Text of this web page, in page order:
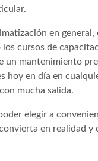
en general,
cursos de
un mantenimiento
hoy en día en
mucha salida.
elegir a
en realidad y